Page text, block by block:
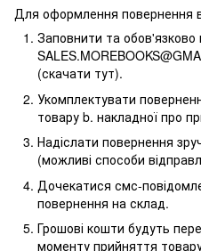
Для оформлення повернення
Заповнити та обов'язково
(скачати тут).
Укомплектувати
товару b. накладної про
Надіслати повернення
(можливі способи
Дочекатися смс-
повернення на склад.
Грошові кошти будуть
моменту прийняття